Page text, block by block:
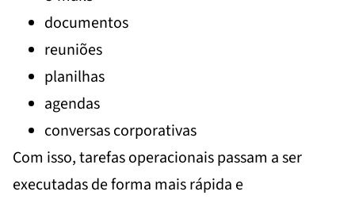
documentos
reuniões
planilhas
agendas
conversas corporativas
Com isso, tarefas operacionais passam a ser
executadas de forma mais rápida e